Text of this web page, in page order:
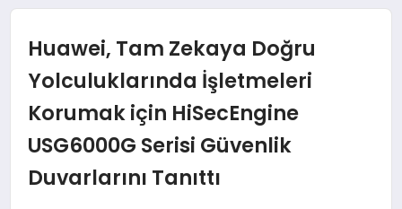
YAŞAM
EKONOMI
SIYASET
Huawei, Tam Zekaya Doğru
Yolculuklarında İşletmeleri
Korumak için HiSecEngine
USG6000G Serisi Güvenlik
Duvarlarını Tanıttı